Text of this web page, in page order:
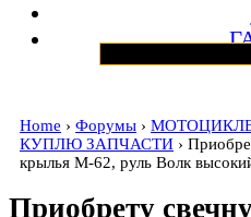
Home › Форумы ›
КУПЛЮ ЗАПЧАСТИ ›
крылья М-62, руль Волк
Приобрету